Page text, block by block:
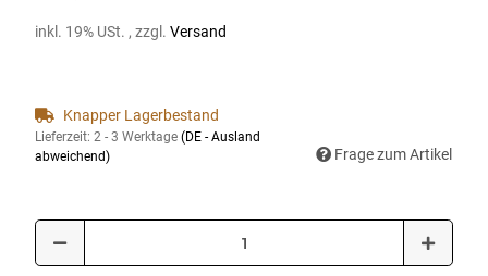
inkl. 19% USt. , zzgl. Versand
Knapper Lagerbestand
Lieferzeit: 2 - 3 Werktage (DE - Ausland
abweichend)
Frage zum Artikel